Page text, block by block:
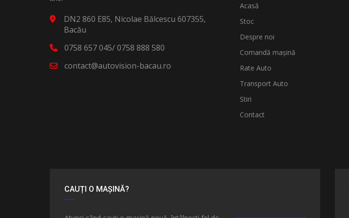
DN2 860 E85, Nicolae Bălcescu 607355,
Bacău
0758 657 045/ 0758 888 580
contact@autovision-bacau.ro
Acasă
Stoc
Despre noi
Comandă mașină
Rate Auto
Transport Auto
Stiri
Contact
CAUȚI O MAȘINĂ?